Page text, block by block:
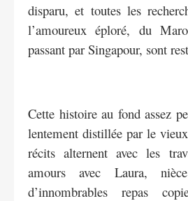
disparu, et toutes les
l’amoureux éploré, du
passant par Singapour, sont
Cette histoire au fond assez
lentement distillée par le
récits alternent avec les
amours avec Laura,
d’innombrables repas